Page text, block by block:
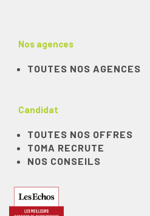
Nos agences
TOUTES NOS AGENCES
Candidat
TOUTES NOS OFFRES
TOMA RECRUTE
NOS CONSEILS